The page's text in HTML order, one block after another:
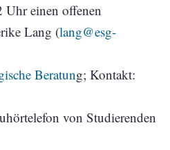
Uhr einen offenen
Lang (lang@esg-
Beratung; Kontakt:
von Studierenden